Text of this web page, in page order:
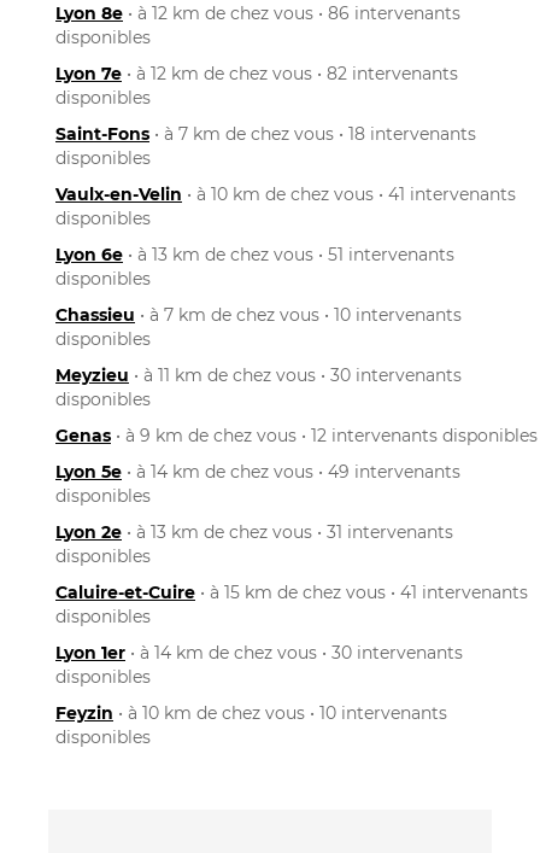
Lyon 8e • à 12 km de chez vous • 86 intervenants
disponibles
Lyon 7e • à 12 km de chez vous • 82 intervenants
disponibles
Saint-Fons • à 7 km de chez vous • 18 intervenants
disponibles
Vaulx-en-Velin • à 10 km de chez vous • 41 intervenants
disponibles
Lyon 6e • à 13 km de chez vous • 51 intervenants
disponibles
Chassieu • à 7 km de chez vous • 10 intervenants
disponibles
Meyzieu • à 11 km de chez vous • 30 intervenants
disponibles
Genas • à 9 km de chez vous • 12 intervenants disponibles
Lyon 5e • à 14 km de chez vous • 49 intervenants
disponibles
Lyon 2e • à 13 km de chez vous • 31 intervenants
disponibles
Caluire-et-Cuire • à 15 km de chez vous • 41 intervenants
disponibles
Lyon 1er • à 14 km de chez vous • 30 intervenants
disponibles
Feyzin • à 10 km de chez vous • 10 intervenants
disponibles